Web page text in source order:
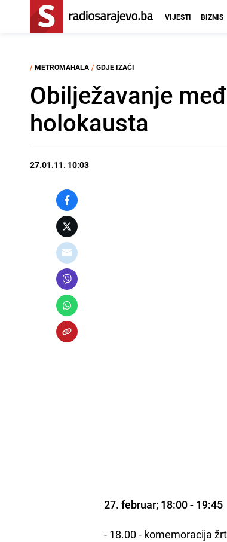
VIJESTI BIZNIS
/ METROMAHALA / GDJE IZAĆI
Obilježavanje
holokausta
27.01.11. 10:03
27. februar; 18:00 - 19:45
- 18.00 - komemoracija